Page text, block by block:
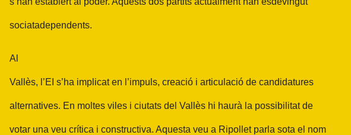
sociatadependents.
Al
Vallès, l’EI s’ha implicat en l’impuls, creació i articulació de candidatures
alternatives. En moltes viles i ciutats del Vallès hi haurà la possibilitat de
votar una veu crítica i constructiva. Aquesta veu a Ripollet parla sota el nom